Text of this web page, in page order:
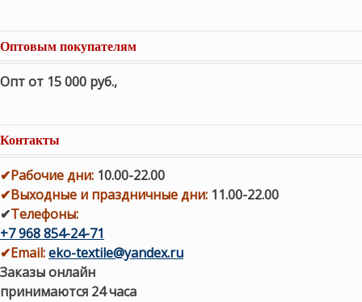
Оптовым покупателям
Опт от 15 000 руб.,
Контакты
✔Рабочие дни: 10.00-22.00
✔Выходные и праздничные дни: 11.00-22.00
✔Телефоны:
+7 968 854-24-71
✔Email:eko-textile@yandex.ru
Заказы онлайн
принимаются 24 часа